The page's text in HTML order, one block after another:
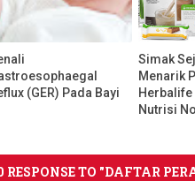
(GER) Pada Bayi
Simak
Menarik
Herbalife
Nutrisi
RESPONSE TO "DAFTAR